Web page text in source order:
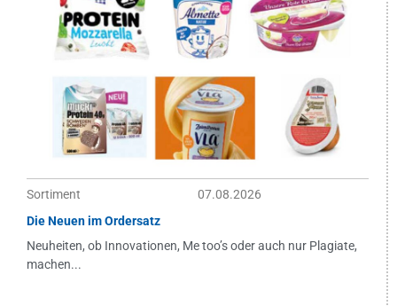
Sortiment
07.08.2026
Die Neuen im Ordersatz
Neuheiten, ob Innovationen, Me too’s oder auch nur Plagiate,
machen...